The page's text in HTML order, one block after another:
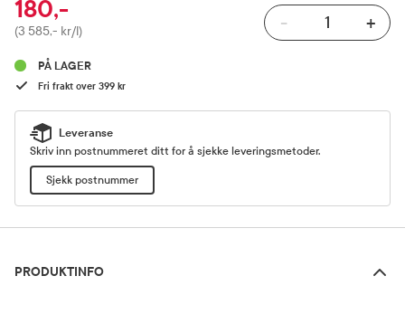
Pris
180,-
(3 585,- kr/l) - +
PÅ LAGER
Fri frakt over 399 kr
Leveranse
Skriv inn postnummeret ditt for å sjekke leveringsmetoder.
Sjekk postnummer
PRODUKTINFO